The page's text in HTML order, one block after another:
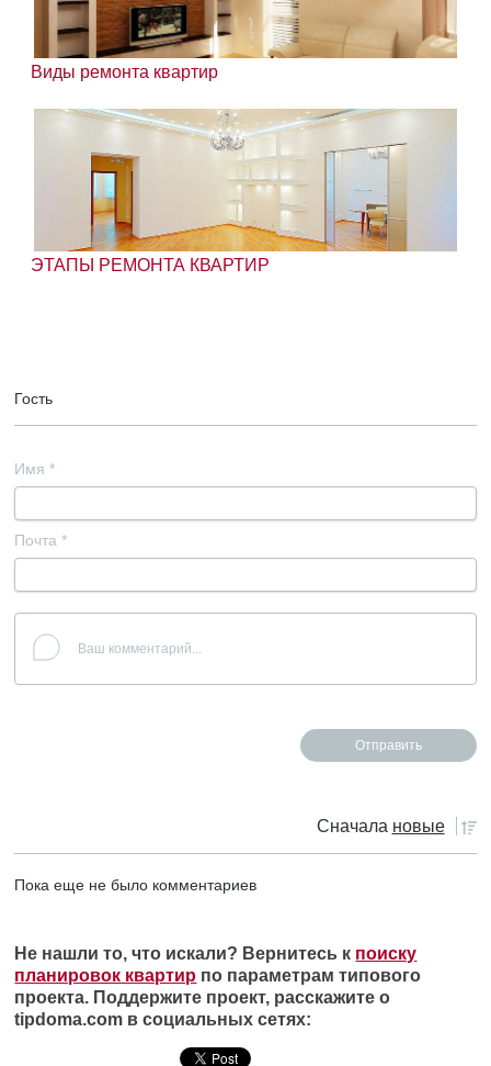
Виды ремонта квартир
ЭТАПЫ РЕМОНТА КВАРТИР
Гость
Имя *
Почта *
Сначала новые
Пока еще не было комментариев
Не нашли то, что искали? Вернитесь к поиску
планировок квартир по параметрам типового
проекта. Поддержите проект, расскажите о
tipdoma.com в социальных сетях: